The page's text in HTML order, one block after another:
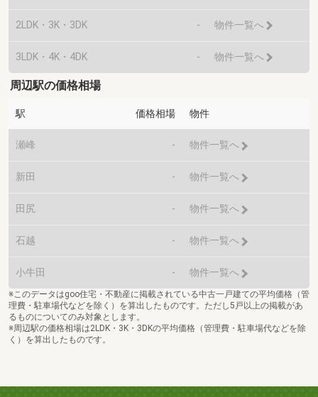
2LDK・3K・3DK - 物件一覧へ
3LDK・4K・4DK - 物件一覧へ
周辺駅の価格相場
駅 価格相場 物件
瀬峰 - 物件一覧へ
新田 - 物件一覧へ
田尻 - 物件一覧へ
石越 - 物件一覧へ
小牛田 - 物件一覧へ
※このデータはgoo住宅・不動産に掲載されている中古一戸建ての平均価格（管
理費・駐車場代などを除く）を算出したものです。ただし5戸以上の掲載があ
るものについてのみ対象とします。
※周辺駅の価格相場は2LDK・3K・3DKの平均価格（管理費・駐車場代などを除
く）を算出したものです。